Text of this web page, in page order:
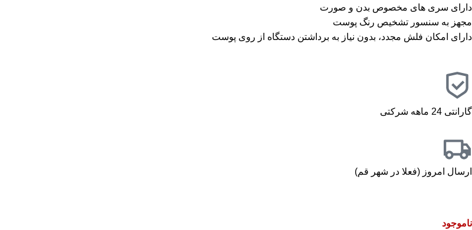
دارای سری های مخصوص بدن و صورت
مجهز به سنسور تشخیص رنگ پوست
دارای امکان فلش مجدد، بدون نیاز به برداشتن دستگاه از روی پوست
گارانتی 24 ماهه شرکتی
ارسال امروز (فعلا در شهر قم)
ناموجود